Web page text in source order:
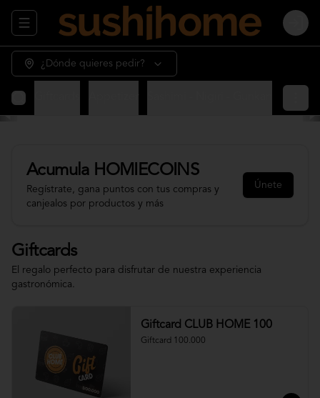
Abrir menu de navegación Login
¿Dónde quieres pedir?
Acumula HOMIECOINS
Regístrate, gana puntos con tus compras y
canjealos por productos y más
Únete
Giftcards
El regalo perfecto para disfrutar de nuestra experiencia
gastronómica.
Giftcard CLUB HOME 100
Giftcard 100.000